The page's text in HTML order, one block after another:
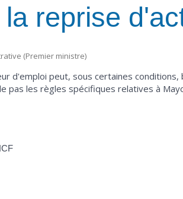
reprise
(Premier ministre)
d'emploi peut, sous certaines
pas les règles spécifiques relatives à